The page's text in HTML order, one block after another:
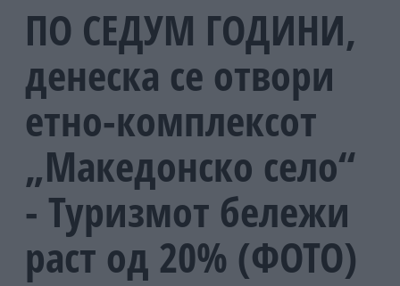
ПО СЕДУМ ГОДИНИ,
денеска се отвори
етно-комплексот
„Македонско село“
- Туризмот бележи
раст од 20% (ФОТО)